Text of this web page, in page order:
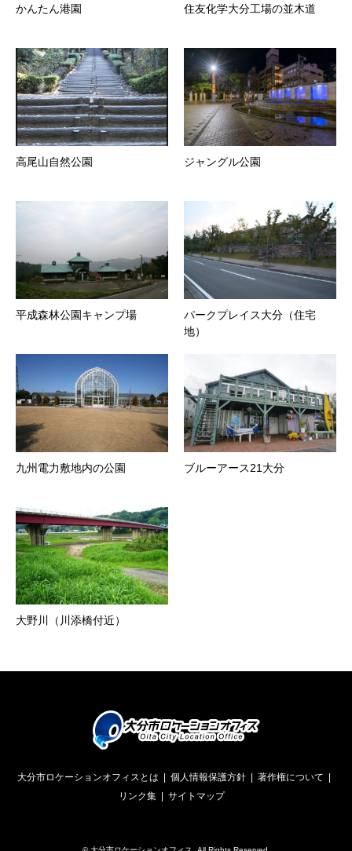
かんたん港園 住友化学大分工場の並木道
高尾山自然公園 ジャングル公園
平成森林公園キャンプ場
パークプレイス大分（住宅
地）
九州電力敷地内の公園 ブルーアース21大分
大野川（川添橋付近）
大分市ロケーションオフィスとは 個人情報保護方針
著作権について
リンク集
サイトマップ